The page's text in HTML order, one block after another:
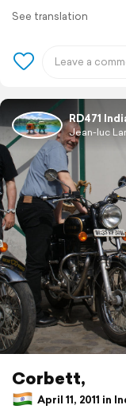
See translation
RD471
Jean-luc
Corbett,
April 11, 2011 in